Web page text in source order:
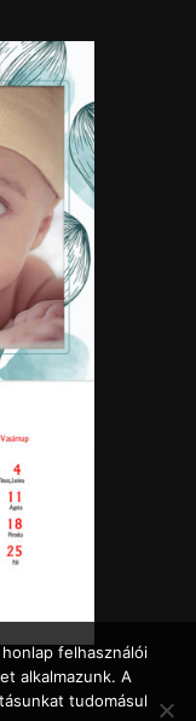
felhasználói
alkalmazunk. A
tudomásul